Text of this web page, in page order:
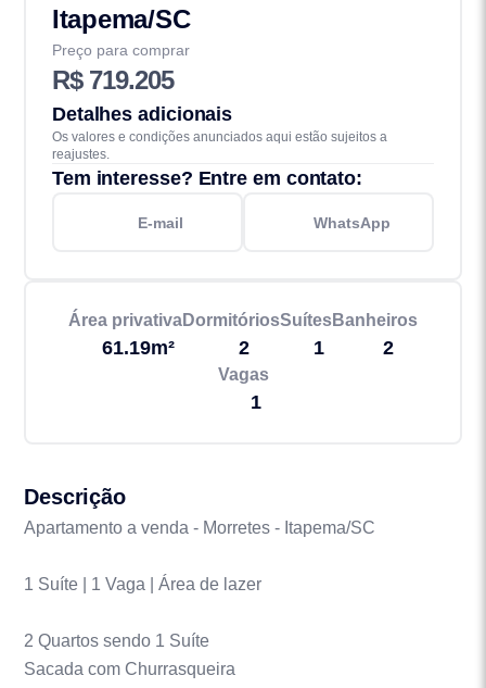
Itapema/SC
Preço para comprar
R$ 719.205
Detalhes adicionais
Os valores e condições anunciados aqui estão sujeitos a
reajustes.
Tem interesse? Entre em contato:
E-mail WhatsApp
Área privativa
61.19m²
Dormitórios
2
Suítes
1
Banheiros
2
Vagas
1
Descrição
Apartamento a venda - Morretes - Itapema/SC
1 Suíte | 1 Vaga | Área de lazer
2 Quartos sendo 1 Suíte
Sacada com Churrasqueira